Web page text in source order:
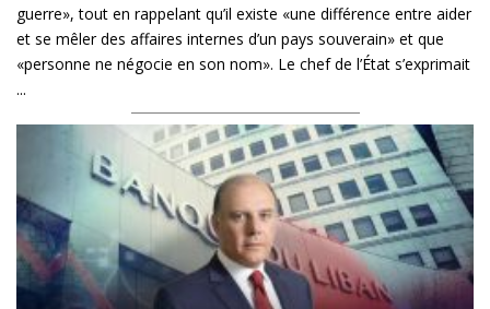
guerre», tout en rappelant qu’il existe «une différence entre aider
et se mêler des affaires internes d’un pays souverain» et que
«personne ne négocie en son nom». Le chef de l’État s’exprimait
...